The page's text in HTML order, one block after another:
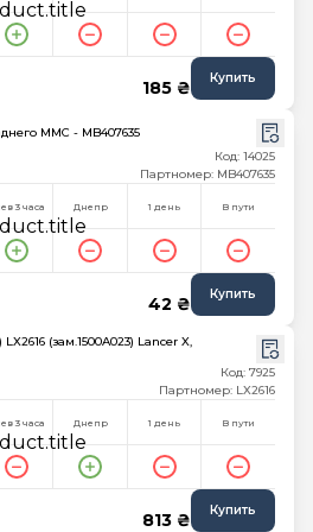
185 ₴ Купить
MMC - MB407635
Код: 14025
Партномер: MB407635
3 часа Днепр 1 день В пути
42 ₴ Купить
(зам.1500A023) Lancer X,
Код: 7925
Партномер: LX2616
3 часа Днепр 1 день В пути
813 ₴ Купить